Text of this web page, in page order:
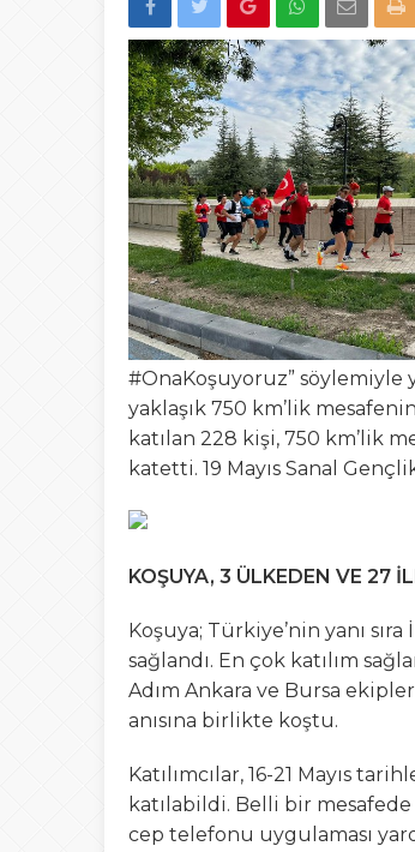
22:00
Tepki
13:23
15:02
00:22
23:50
#OnaKoşuyoruz” söylemiyle
yaklaşık 750 km’lik
katılan 228 kişi, 750 km’lik
katetti. 19 Mayıs Sanal
KOŞUYA, 3 ÜLKEDEN VE 27
Koşuya; Türkiye’nin yanı
sağlandı. En çok katılım
Adım Ankara ve Bursa
anısına birlikte koştu.
Katılımcılar, 16-21 Mayıs
katılabildi. Belli bir
cep telefonu uygulaması